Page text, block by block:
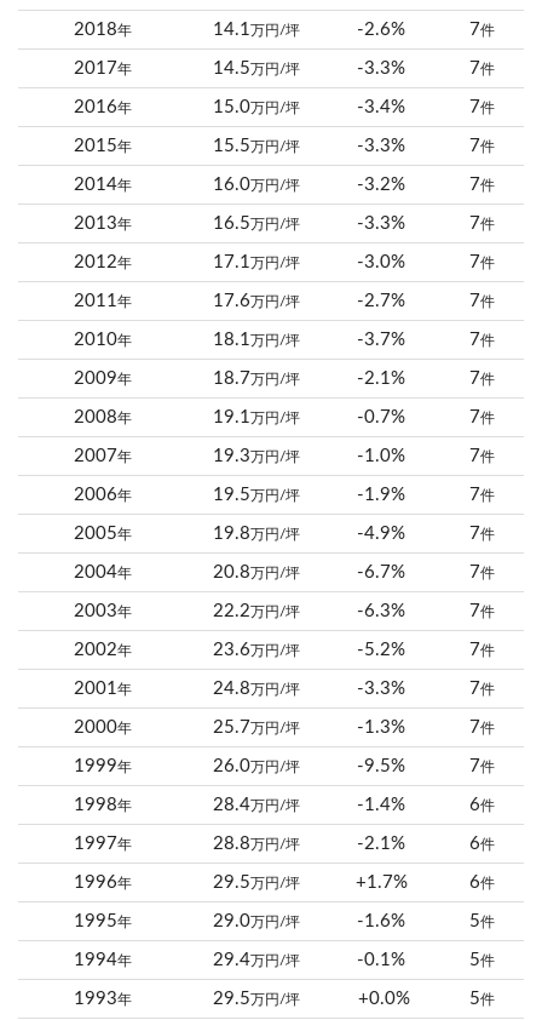
2018年 14.1万円/坪 -2.6% 7件
2017年 14.5万円/坪 -3.3% 7件
2016年 15.0万円/坪 -3.4% 7件
2015年 15.5万円/坪 -3.3% 7件
2014年 16.0万円/坪 -3.2% 7件
2013年 16.5万円/坪 -3.3% 7件
2012年 17.1万円/坪 -3.0% 7件
2011年 17.6万円/坪 -2.7% 7件
2010年 18.1万円/坪 -3.7% 7件
2009年 18.7万円/坪 -2.1% 7件
2008年 19.1万円/坪 -0.7% 7件
2007年 19.3万円/坪 -1.0% 7件
2006年 19.5万円/坪 -1.9% 7件
2005年 19.8万円/坪 -4.9% 7件
2004年 20.8万円/坪 -6.7% 7件
2003年 22.2万円/坪 -6.3% 7件
2002年 23.6万円/坪 -5.2% 7件
2001年 24.8万円/坪 -3.3% 7件
2000年 25.7万円/坪 -1.3% 7件
1999年 26.0万円/坪 -9.5% 7件
1998年 28.4万円/坪 -1.4% 6件
1997年 28.8万円/坪 -2.1% 6件
1996年 29.5万円/坪 +1.7% 6件
1995年 29.0万円/坪 -1.6% 5件
1994年 29.4万円/坪 -0.1% 5件
1993年 29.5万円/坪 +0.0% 5件